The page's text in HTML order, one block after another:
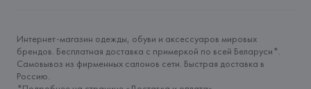
Интернет-магазин одежды, обуви и аксессуаров мировых
брендов. Бесплатная доставка с примеркой по всей Беларуси*.
Самовывоз из фирменных салонов сети. Быстрая доставка в
Россию.